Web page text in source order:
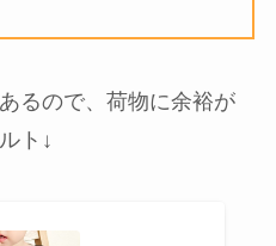
るので、荷物に余裕が
ト↓